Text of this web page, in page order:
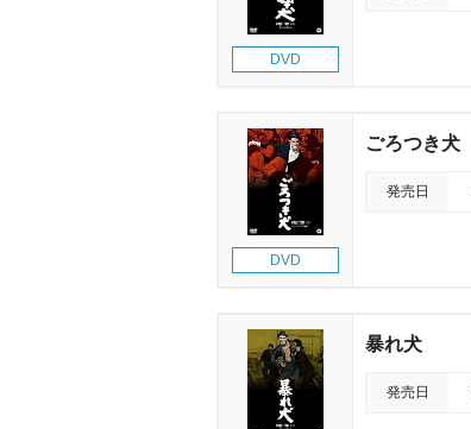
DVD
DVD
ごろつき犬
発売日
暴れ犬
発売日